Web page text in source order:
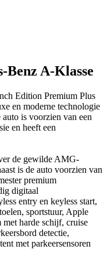
Benz A-Klasse
Edition Premium Plus
en moderne technologie
is voorzien van een
en heeft een
de gewilde AMG-
is de auto voorzien van
premium
digitaal
entry en keyless start,
sportstuur, Apple
harde schijf, cruise
detectie,
met parkeersensoren